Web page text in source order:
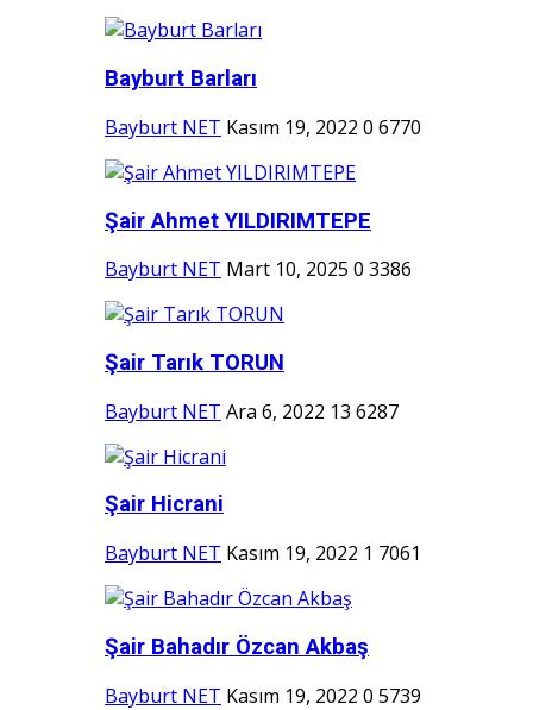
Bayburt Barları
Bayburt NET Kasım 19, 2022 0 6770
Şair Ahmet YILDIRIMTEPE
Bayburt NET Mart 10, 2025 0 3386
Şair Tarık TORUN
Bayburt NET Ara 6, 2022 13 6287
Şair Hicrani
Bayburt NET Kasım 19, 2022 1 7061
Şair Bahadır Özcan Akbaş
Bayburt NET Kasım 19, 2022 0 5739